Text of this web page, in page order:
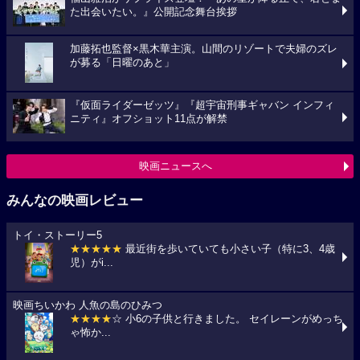
た出会いたい。』公開記念舞台挨拶
加藤拓也監督×黒木華主演。山間のリゾートで夫婦のズレ
が募る「日曜のあと」
『仮面ライダーゼッツ』『超宇宙刑事ギャバン インフィ
ニティ』オフショット11点が解禁
映画ニュースへ
みんなの映画レビュー
トイ・ストーリー5
★★★★★ 最近街を歩いていても小さい子（特に3、4歳
児）がi...
映画ちいかわ 人魚の島のひみつ
★★★★☆ 小6の子供と行きました。 セイレーンがめっち
ゃ怖か...